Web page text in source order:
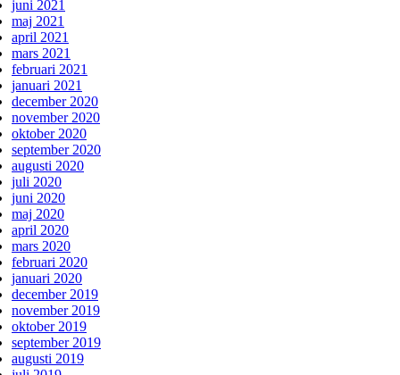
juni 2021
maj 2021
april 2021
mars 2021
februari 2021
januari 2021
december 2020
november 2020
oktober 2020
september 2020
augusti 2020
juli 2020
juni 2020
maj 2020
april 2020
mars 2020
februari 2020
januari 2020
december 2019
november 2019
oktober 2019
september 2019
augusti 2019